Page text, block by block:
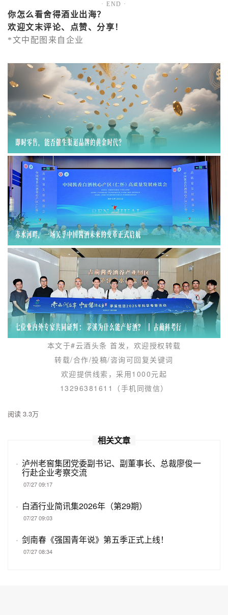
· END ·
你怎么看舍得酒业出海？
欢迎文末评论、点赞、分享！
*文中配图来自企业
本文于#云酒头条 首发，欢迎授权转载
转载/合作/投稿/咨询可回复关键词
欢迎提供线索，采用1000元起
13296381611
（手机同微信）
阅读 3.3万
相关文章
· 泸州老窖集团党委副书记、副董事长、总裁廖俊一
行赴企业考察交流
07/27 09:17
· 白酒行业简讯集2026年（第29期）
07/27 09:03
· 剑南春《强国青年说》第五季正式上线！
07/27 08:34